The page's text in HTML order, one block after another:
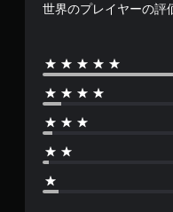
世界のプレイヤーの評